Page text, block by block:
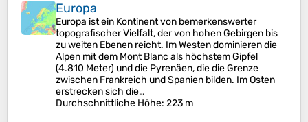
Europa
Europa ist ein Kontinent von bemerkenswerter
topografischer Vielfalt, der von hohen Gebirgen bis
zu weiten Ebenen reicht. Im Westen dominieren die
Alpen mit dem Mont Blanc als höchstem Gipfel
(4.810 Meter) und die Pyrenäen, die die Grenze
zwischen Frankreich und Spanien bilden. Im Osten
erstrecken sich die…
Durchschnittliche Höhe: 223 m